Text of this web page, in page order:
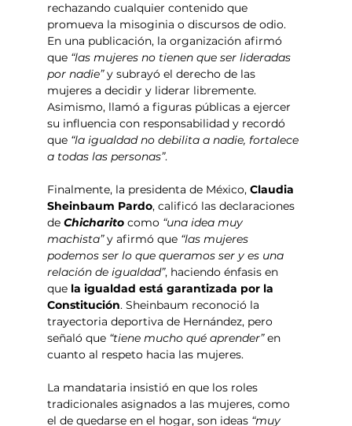
rechazando cualquier contenido que
promueva la misoginia o discursos de odio.
En una publicación, la organización afirmó
que “las mujeres no tienen que ser lideradas
por nadie” y subrayó el derecho de las
mujeres a decidir y liderar libremente.
Asimismo, llamó a figuras públicas a ejercer
su influencia con responsabilidad y recordó
que “la igualdad no debilita a nadie, fortalece
a todas las personas”.
Finalmente, la presidenta de México, Claudia
Sheinbaum Pardo, calificó las declaraciones
de Chicharito como “una idea muy
machista” y afirmó que “las mujeres
podemos ser lo que queramos ser y es una
relación de igualdad”, haciendo énfasis en
que la igualdad está garantizada por la
Constitución. Sheinbaum reconoció la
trayectoria deportiva de Hernández, pero
señaló que “tiene mucho qué aprender” en
cuanto al respeto hacia las mujeres.
La mandataria insistió en que los roles
tradicionales asignados a las mujeres, como
el de quedarse en el hogar, son ideas “muy